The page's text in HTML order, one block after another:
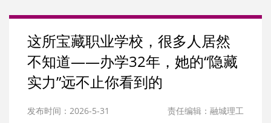
这所宝藏职业学校，很多人居然
不知道——办学32年，她的“隐藏
实力”远不止你看到的
发布时间：2026-5-31 责任编辑：融城理工